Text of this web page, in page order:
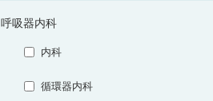
呼吸器内科
内科
循環器内科